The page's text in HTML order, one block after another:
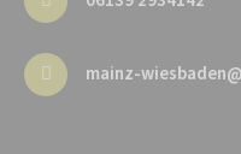
mainz-